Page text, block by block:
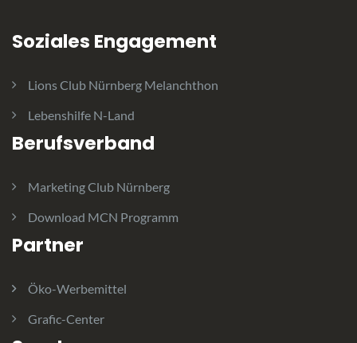
Soziales Engagement
Lions Club Nürnberg Melanchthon
Lebenshilfe N-Land
Berufsverband
Marketing Club Nürnberg
Download MCN Programm
Partner
Öko-Werbemittel
Grafic-Center